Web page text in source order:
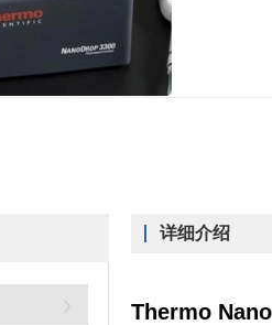
详细介绍
Thermo